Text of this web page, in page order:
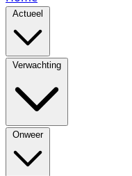
Actueel
Verwachting
Onweer